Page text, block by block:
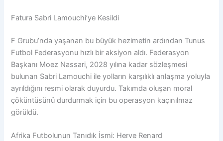
Fatura Sabri Lamouchi’ye Kesildi
F Grubu’nda yaşanan bu büyük hezimetin ardından Tunus
Futbol Federasyonu hızlı bir aksiyon aldı. Federasyon
Başkanı Moez Nassari, 2028 yılına kadar sözleşmesi
bulunan Sabri Lamouchi ile yolların karşılıklı anlaşma yoluyla
ayrıldığını resmi olarak duyurdu. Takımda oluşan moral
çöküntüsünü durdurmak için bu operasyon kaçınılmaz
görüldü.
Afrika Futbolunun Tanıdık İsmi: Herve Renard